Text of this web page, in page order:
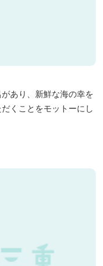
あり、新鮮な海の幸を
くことをモットーにし